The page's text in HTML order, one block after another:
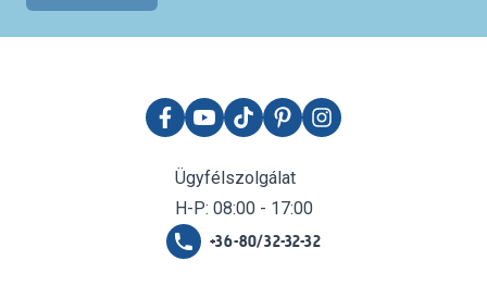
Ügyfélszolgálat
H-P: 08:00 - 17:00
+36-80/32-32-32